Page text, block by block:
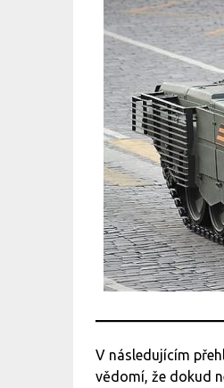
V následujícím
vědomí, že dokud